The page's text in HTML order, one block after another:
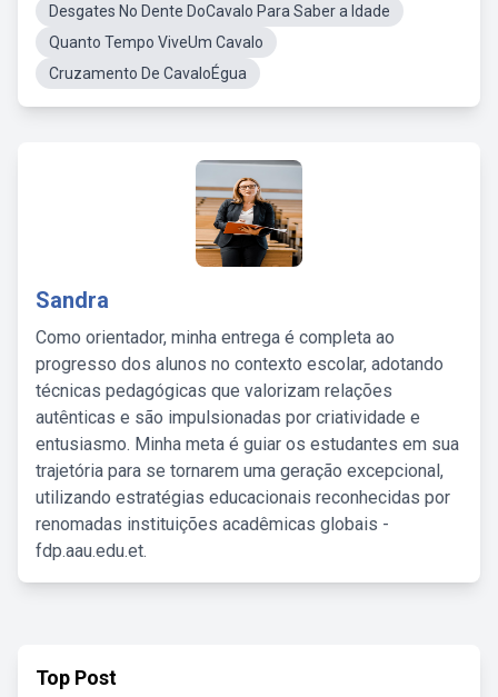
Desgates No Dente DoCavalo Para Saber a Idade
Quanto Tempo ViveUm Cavalo
Cruzamento De CavaloÉgua
Sandra
Como orientador, minha entrega é completa ao
progresso dos alunos no contexto escolar, adotando
técnicas pedagógicas que valorizam relações
autênticas e são impulsionadas por criatividade e
entusiasmo. Minha meta é guiar os estudantes em sua
trajetória para se tornarem uma geração excepcional,
utilizando estratégias educacionais reconhecidas por
renomadas instituições acadêmicas globais -
fdp.aau.edu.et.
Top Post